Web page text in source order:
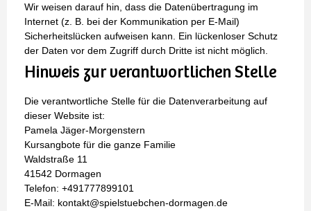
Wir weisen darauf hin, dass die Datenübertragung im
Internet (z. B. bei der Kommunikation per E-Mail)
Sicherheitslücken aufweisen kann. Ein lückenloser Schutz
der Daten vor dem Zugriff durch Dritte ist nicht möglich.
Hinweis zur verantwortlichen Stelle
Die verantwortliche Stelle für die Datenverarbeitung auf
dieser Website ist:
Pamela Jäger-Morgenstern
Kursangbote für die ganze Familie
Waldstraße 11
41542 Dormagen
Telefon: +491777899101
E-Mail: kontakt@spielstuebchen-dormagen.de